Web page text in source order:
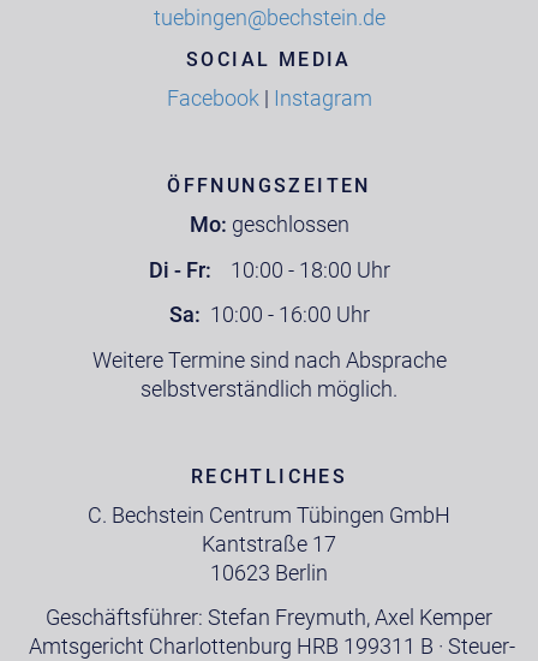
tuebingen@bechstein.de
SOCIAL MEDIA
Facebook | Instagram
ÖFFNUNGSZEITEN
Mo: geschlossen
Di - Fr: 10:00 - 18:00 Uhr
Sa: 10:00 - 16:00 Uhr
Weitere Termine sind nach Absprache
selbstverständlich möglich.
RECHTLICHES
C. Bechstein Centrum Tübingen GmbH
Kantstraße 17
10623 Berlin
Geschäftsführer: Stefan Freymuth, Axel Kemper
Amtsgericht Charlottenburg HRB 199311 B · Steuer-